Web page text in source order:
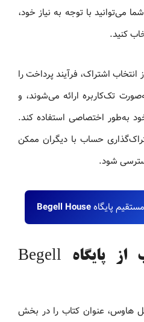
با توجه به نیاز خود،
کنید.
اشتراک، فرآیند پرداخت را
تک‌کاربره ارائه می‌شوند، و
به‌طور اختصاصی استفاده کند.
حساب با دیگران ممکن
شود.
پایگاهBegell House
نحوه دانلود کتاب از پایگاه Begell
هاوس، عنوان کتاب را در بخش